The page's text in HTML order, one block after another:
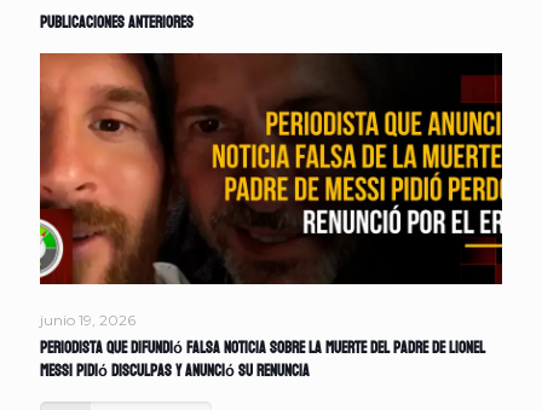
Publicaciones anteriores
junio 19, 2026
Periodista que difundió falsa noticia sobre la muerte del padre de Lionel
Messi pidió disculpas y anunció su renuncia